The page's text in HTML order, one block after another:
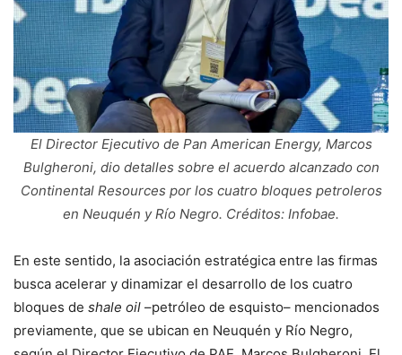
El Director Ejecutivo de Pan American Energy, Marcos
Bulgheroni, dio detalles sobre el acuerdo alcanzado con
Continental Resources por los cuatro bloques petroleros
en Neuquén y Río Negro. Créditos: Infobae.
En este sentido, la asociación estratégica entre las firmas
busca acelerar y dinamizar el desarrollo de los cuatro
bloques de shale oil –petróleo de esquisto– mencionados
previamente, que se ubican en Neuquén y Río Negro,